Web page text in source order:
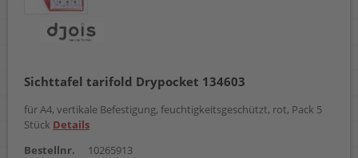
Sichttafel tarifold Drypocket 134603
für A4, vertikale Befestigung, feuchtigkeitsgeschützt, rot, Pack 5
Stück Details
Bestellnr.
10265913